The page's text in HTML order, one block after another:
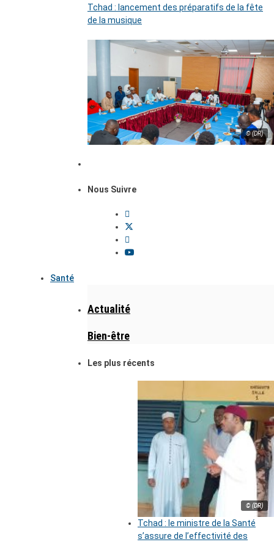
Tchad : lancement des préparatifs de la fête
de la musique
© (DR)
Nous Suivre
Santé
Actualité
Bien-être
Les plus récents
© (DR)
Tchad : le ministre de la Santé
s’assure de l’effectivité des